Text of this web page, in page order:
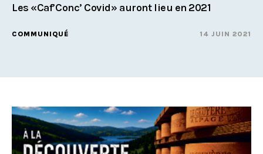
Les «Caf’Conc’ Covid» auront lieu en 2021
COMMUNIQUÉ 14 JUIN 2021